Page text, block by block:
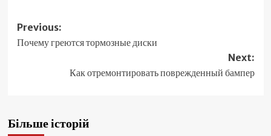
Post
navigation
Previous:
Почему греются тормозные диски
Next:
Как отремонтировать поврежденный бампер
Більше історій